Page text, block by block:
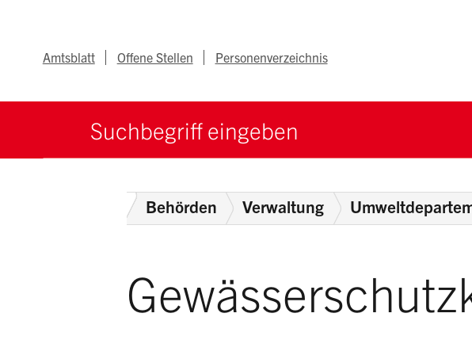
Metanav
Amtsblatt Offene Stellen Personenverzeichnis
Suchbegriff
HomeBehörden Verwaltung